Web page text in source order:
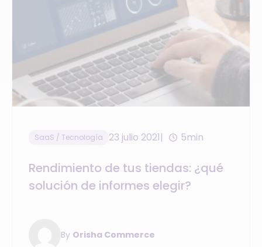
SaaS / Tecnología 23 julio 2021 5min
Rendimiento de tus tiendas: ¿qué
solución de informes elegir?
By Orisha Commerce